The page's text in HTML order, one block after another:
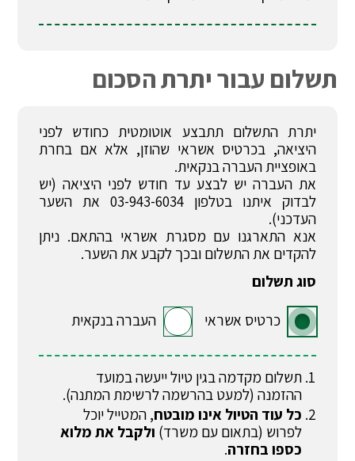
תשלום עבור יתרת הסכום
יתרת התשלום תתבצע אוטומטית כחודש לפני
היציאה, בכרטיס אשראי שהוזן, אלא אם בחרת
באופציית העברה בנקאית.
את העברה יש לבצע עד חודש לפני היציאה (יש
לבדוק איתנו בטלפון 03-943-6034 את השער
העדכני).
אנא התארגנו עם מסגרת אשראי בהתאם. ניתן
להקדים את התשלום ובכך לקבע את השער.
סוג תשלום
כרטיס אשראי
העברה בנקאית
תשלום מקדמה בגין טיול ייעשה במועד
ההזמנה (למעט בהרשמה לרשימת המתנה).
כל עוד הטיול אינו מובטח, המטייל יוכל
לפרוש (בתאום עם משרד) ולקבל את מלוא
כספו בחזרה.